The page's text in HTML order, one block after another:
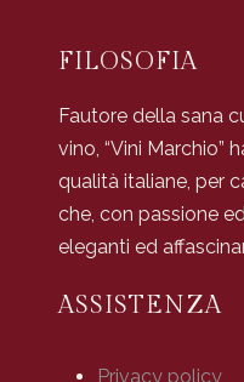
FILOSOFIA
Fautore della sana
vino, “Vini Marchio”
qualità italiane, per
che, con passione
eleganti ed
ASSISTENZA
Privacy policy